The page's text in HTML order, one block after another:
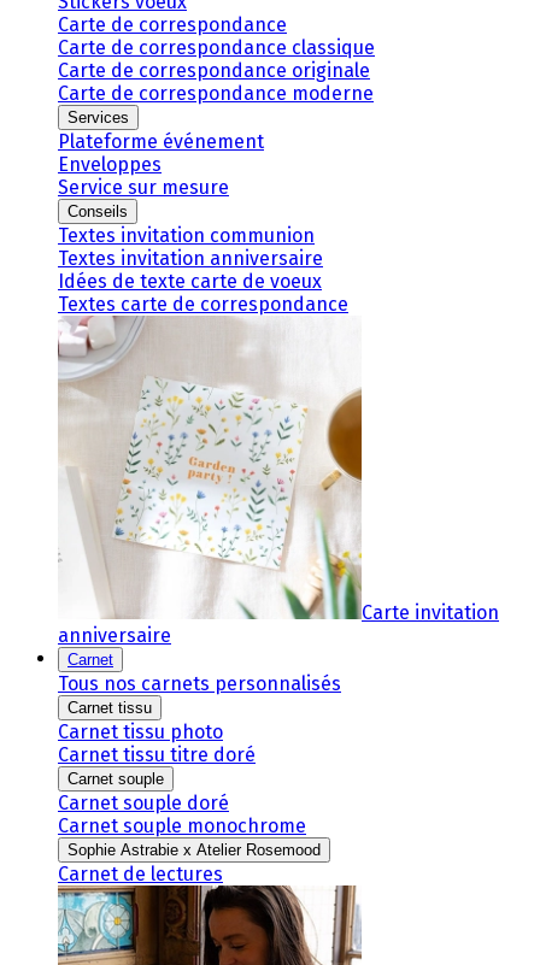
Carte de correspondance
Carte de correspondance classique
Carte de correspondance originale
Carte de correspondance moderne
Services
Plateforme événement
Enveloppes
Service sur mesure
Conseils
Textes invitation communion
Textes invitation anniversaire
Idées de texte carte de voeux
Textes carte de correspondance
Carte invitation
anniversaire
Carnet
Tous nos carnets personnalisés
Carnet tissu
Carnet tissu photo
Carnet tissu titre doré
Carnet souple
Carnet souple doré
Carnet souple monochrome
Sophie Astrabie x Atelier Rosemood
Carnet de lectures